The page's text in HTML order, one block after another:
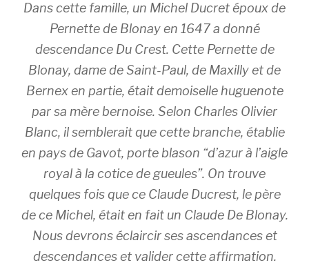
Dans cette famille, un Michel Ducret époux de
Pernette de Blonay en 1647 a donné
descendance Du Crest. Cette Pernette de
Blonay, dame de Saint-Paul, de Maxilly et de
Bernex en partie, était demoiselle huguenote
par sa mère bernoise. Selon Charles Olivier
Blanc, il semblerait que cette branche, établie
en pays de Gavot, porte blason “d’azur à l’aigle
royal à la cotice de gueules”. On trouve
quelques fois que ce Claude Ducrest, le père
de ce Michel, était en fait un Claude De Blonay.
Nous devrons éclaircir ses ascendances et
descendances et valider cette affirmation.